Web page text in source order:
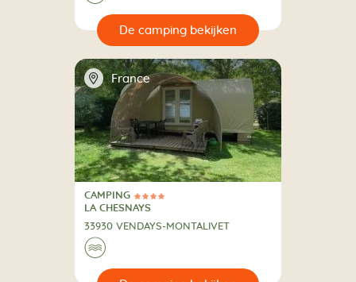
📍 France
4 Sterren
CAMPING
CAMPING
LA CHESNAYS
33930 VENDAYS-MONTALIVET
🌊